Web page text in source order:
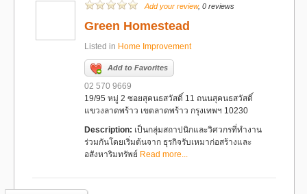
Add your review, 0 reviews
Green Homestead
Listed in Home Improvement
Add to Favorites
02 570 9669
19/95 หมู่ 2 ซอยสุคนธสวัสดิ์ 11 ถนนสุคนธสวัสดิ์
แขวงลาดพร้าว เขตลาดพร้าว กรุงเทพฯ 10230
Description: เป็นกลุ่มสถาปนิกและวิศวกรที่ทำงาน
ร่วมกันโดยเริ่มต้นจาก ธุรกิจรับเหมาก่อสร้างและ
อสังหาริมทรัพย์ Read more...